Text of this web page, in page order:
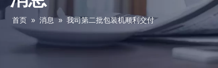
首页 » 消息 » 我司第二批包装机顺利交付